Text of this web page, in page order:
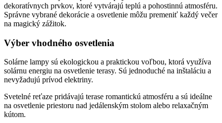
dekoratívnych prvkov, ktoré vytvárajú teplú a pohostinnú atmosféru.
Správne vybrané dekorácie a osvetlenie môžu premeniť každý večer
na magický zážitok.
Výber vhodného osvetlenia
Solárne lampy sú ekologickou a praktickou voľbou, ktorá využíva
solárnu energiu na osvetlenie terasy. Sú jednoduché na inštaláciu a
nevyžadujú prívod elektriny.
Svetelné reťaze pridávajú terase romantickú atmosféru a sú ideálne
na osvetlenie priestoru nad jedálenským stolom alebo relaxačným
kútom.